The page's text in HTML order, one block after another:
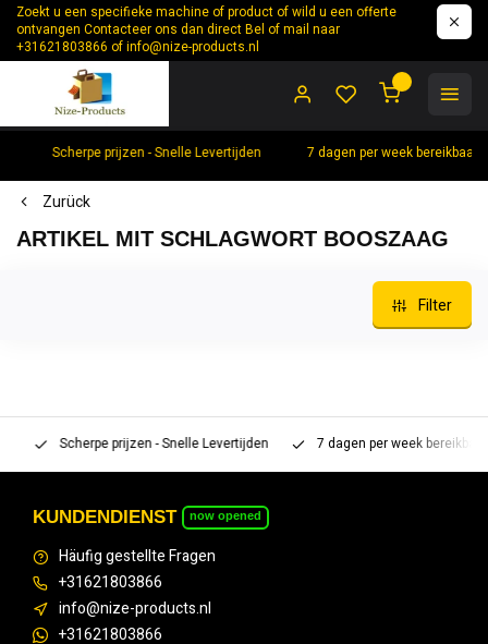
Zoekt u een specifieke machine of product of wild u een offerte
ontvangen Contacteer ons dan direct Bel of mail naar
+31621803866 ofinfo@nize-products.nl
Scherpe prijzen - Snelle Levertijden 7 dagen per week bereikbaar
Zurück
ARTIKEL MIT SCHLAGWORT BOOSZAAG
Filter
Scherpe prijzen - Snelle Levertijden 7 dagen per week bereikbaar
KUNDENDIENST now opened
Häufig gestellte Fragen
+31621803866
info@nize-products.nl
+31621803866